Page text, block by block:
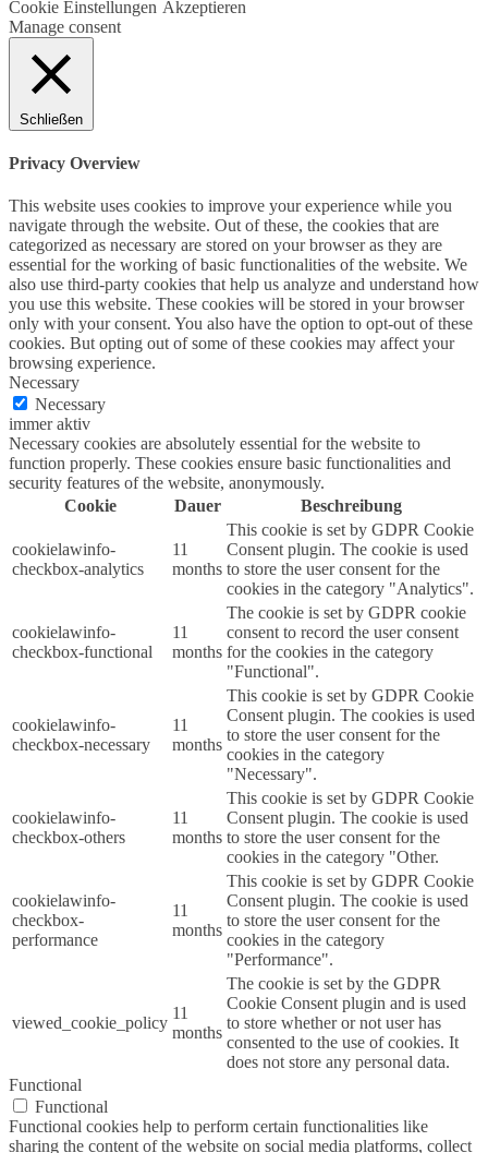
Cookie Einstellungen Akzeptieren
Manage consent
Schließen
Privacy Overview
This website uses cookies to improve your experience while you
navigate through the website. Out of these, the cookies that are
categorized as necessary are stored on your browser as they are
essential for the working of basic functionalities of the website. We
also use third-party cookies that help us analyze and understand how
you use this website. These cookies will be stored in your browser
only with your consent. You also have the option to opt-out of these
cookies. But opting out of some of these cookies may affect your
browsing experience.
Necessary
Necessary
immer aktiv
Necessary cookies are absolutely essential for the website to
function properly. These cookies ensure basic functionalities and
security features of the website, anonymously.
Cookie
Dauer Beschreibung
cookielawinfo-
checkbox-analytics
11
months
This cookie is set by GDPR Cookie
Consent plugin. The cookie is used
to store the user consent for the
cookies in the category "Analytics".
cookielawinfo-
checkbox-functional
11
months
The cookie is set by GDPR cookie
consent to record the user consent
for the cookies in the category
"Functional".
cookielawinfo-
checkbox-necessary
11
months
This cookie is set by GDPR Cookie
Consent plugin. The cookies is used
to store the user consent for the
cookies in the category
"Necessary".
cookielawinfo-
checkbox-others
11
months
This cookie is set by GDPR Cookie
Consent plugin. The cookie is used
to store the user consent for the
cookies in the category "Other.
cookielawinfo-
checkbox-
performance
11
months
This cookie is set by GDPR Cookie
Consent plugin. The cookie is used
to store the user consent for the
cookies in the category
"Performance".
viewed_cookie_policy
11
months
The cookie is set by the GDPR
Cookie Consent plugin and is used
to store whether or not user has
consented to the use of cookies. It
does not store any personal data.
Functional
Functional
Functional cookies help to perform certain functionalities like
sharing the content of the website on social media platforms, collect